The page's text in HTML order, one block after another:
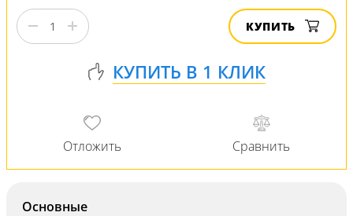
КУПИТЬ
Основные